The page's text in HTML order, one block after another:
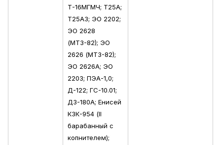
Т-16МГМЧ; Т25А;
Т25А3; ЭО 2202;
ЭО 2628
(МТЗ-82); ЭО
2626 (МТЗ-82);
ЭО 2626А; ЭО
2203; ПЭА-1,0;
Д-122; ГС-10.01;
ДЗ-180А; Енисей
КЗК-954 (II
барабанный с
копнителем);